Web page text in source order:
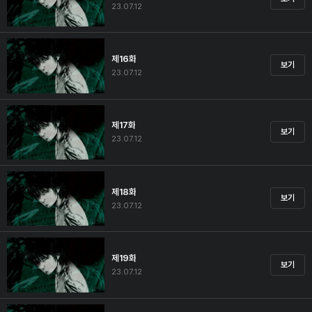
23.07.12
제16화
23.07.12
보기
제17화
23.07.12
보기
제18화
23.07.12
보기
제19화
23.07.12
보기